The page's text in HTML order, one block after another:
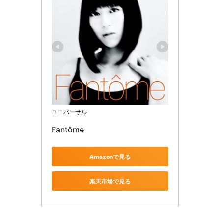
ユニバーサル
Fantôme
Amazonで見る
楽天市場で見る